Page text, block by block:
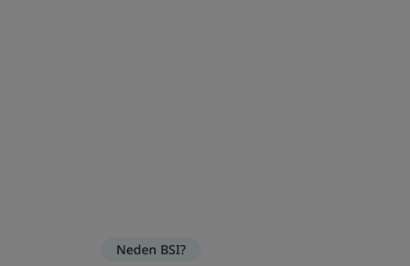
Neden BSI?